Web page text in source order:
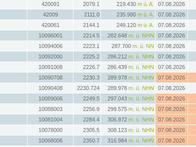
420091 2079.1 219.430 m ü. A. 07.08.2026
42009 2111.0 235.980 m ü. A. 07.08.2026
420061 2144.1 249.120 m ü. A. 07.08.2026
10096001 2214.5 282.648 m. ü. NHN 07.08.2026
10094006 2223.1 287.700 m. ü. NN 07.08.2026
10092000 2225.2 286.212 m. ü. NHN 07.08.2026
10091008 2226.7 286.439 m. ü. NHN 07.08.2026
10090708 2230.3 289.978 m. ü. NHN 07.08.2026
10090408 2230.724 289.978 m. ü. NHN 07.08.2026
10089006 2249.5 297.043 m. ü. NHN 07.08.2026
10088003 2256.9 299.575 m. ü. NHN 07.08.2026
10081004 2284.4 306.972 m. ü. NHN 07.08.2026
10078000 2305.5 308.123 m. ü. NHN 07.08.2026
10068006 2350.7 316.984 m. ü. NHN 07.08.2026